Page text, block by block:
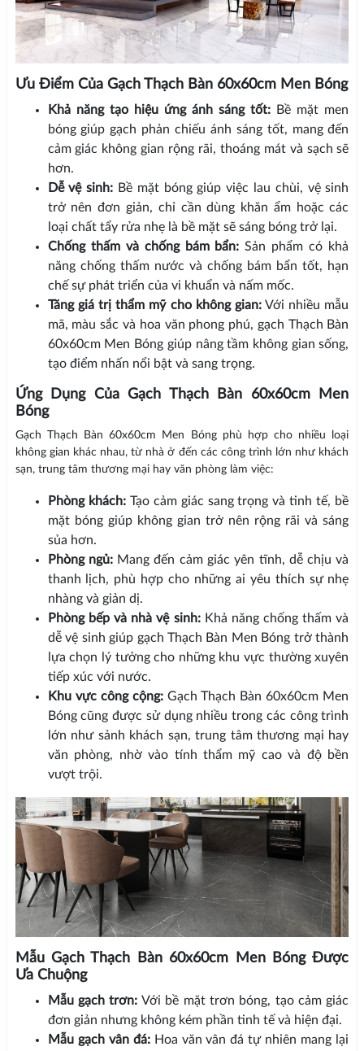
Ưu Điểm Của Gạch Thạch Bàn 60x60cm Men Bóng
Khả năng tạo hiệu ứng ánh sáng tốt: Bề mặt men
bóng giúp gạch phản chiếu ánh sáng tốt, mang đến
cảm giác không gian rộng rãi, thoáng mát và sạch sẽ
hơn.
Dễ vệ sinh: Bề mặt bóng giúp việc lau chùi, vệ sinh
trở nên đơn giản, chỉ cần dùng khăn ẩm hoặc các
loại chất tẩy rửa nhẹ là bề mặt sẽ sáng bóng trở lại.
Chống thấm và chống bám bẩn: Sản phẩm có khả
năng chống thấm nước và chống bám bẩn tốt, hạn
chế sự phát triển của vi khuẩn và nấm mốc.
Tăng giá trị thẩm mỹ cho không gian:Với nhiều mẫu
mã, màu sắc và hoa văn phong phú, gạch Thạch Bàn
60x60cm Men Bóng giúp nâng tầm không gian sống,
tạo điểm nhấn nổi bật và sang trọng.
Ứng Dụng Của Gạch Thạch Bàn 60x60cm Men
Bóng
Gạch Thạch Bàn 60x60cm Men Bóng phù hợp cho nhiều loại
không gian khác nhau, từ nhà ở đến các công trình lớn như khách
sạn, trung tâm thương mại hay văn phòng làm việc:
Phòng khách:Tạo cảm giác sang trọng và tinh tế, bề
mặt bóng giúp không gian trở nên rộng rãi và sáng
sủa hơn.
Phòng ngủ:Mang đến cảm giác yên tĩnh, dễ chịu và
thanh lịch, phù hợp cho những ai yêu thích sự nhẹ
nhàng và giản dị.
Phòng bếp và nhà vệ sinh:Khả năng chống thấm và
dễ vệ sinh giúp gạch Thạch Bàn Men Bóng trở thành
lựa chọn lý tưởng cho những khu vực thường xuyên
tiếp xúc với nước.
Khu vực công cộng:Gạch Thạch Bàn 60x60cm Men
Bóng cũng được sử dụng nhiều trong các công trình
lớn như sảnh khách sạn, trung tâm thương mại hay
văn phòng, nhờ vào tính thẩm mỹ cao và độ bền
vượt trội.
Mẫu Gạch Thạch Bàn 60x60cm Men Bóng Được
Ưa Chuộng
Mẫu gạch trơn: Với bề mặt trơn bóng, tạo cảm giác
đơn giản nhưng không kém phần tinh tế và hiện đại.
Mẫu gạch vân đá:Hoa văn vân đá tự nhiên mang lại